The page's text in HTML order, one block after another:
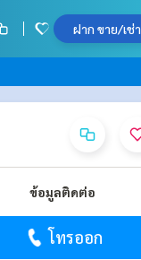
ฝาก ขาย/เช่า
ข้อมูลติดต่อ
โทรออก